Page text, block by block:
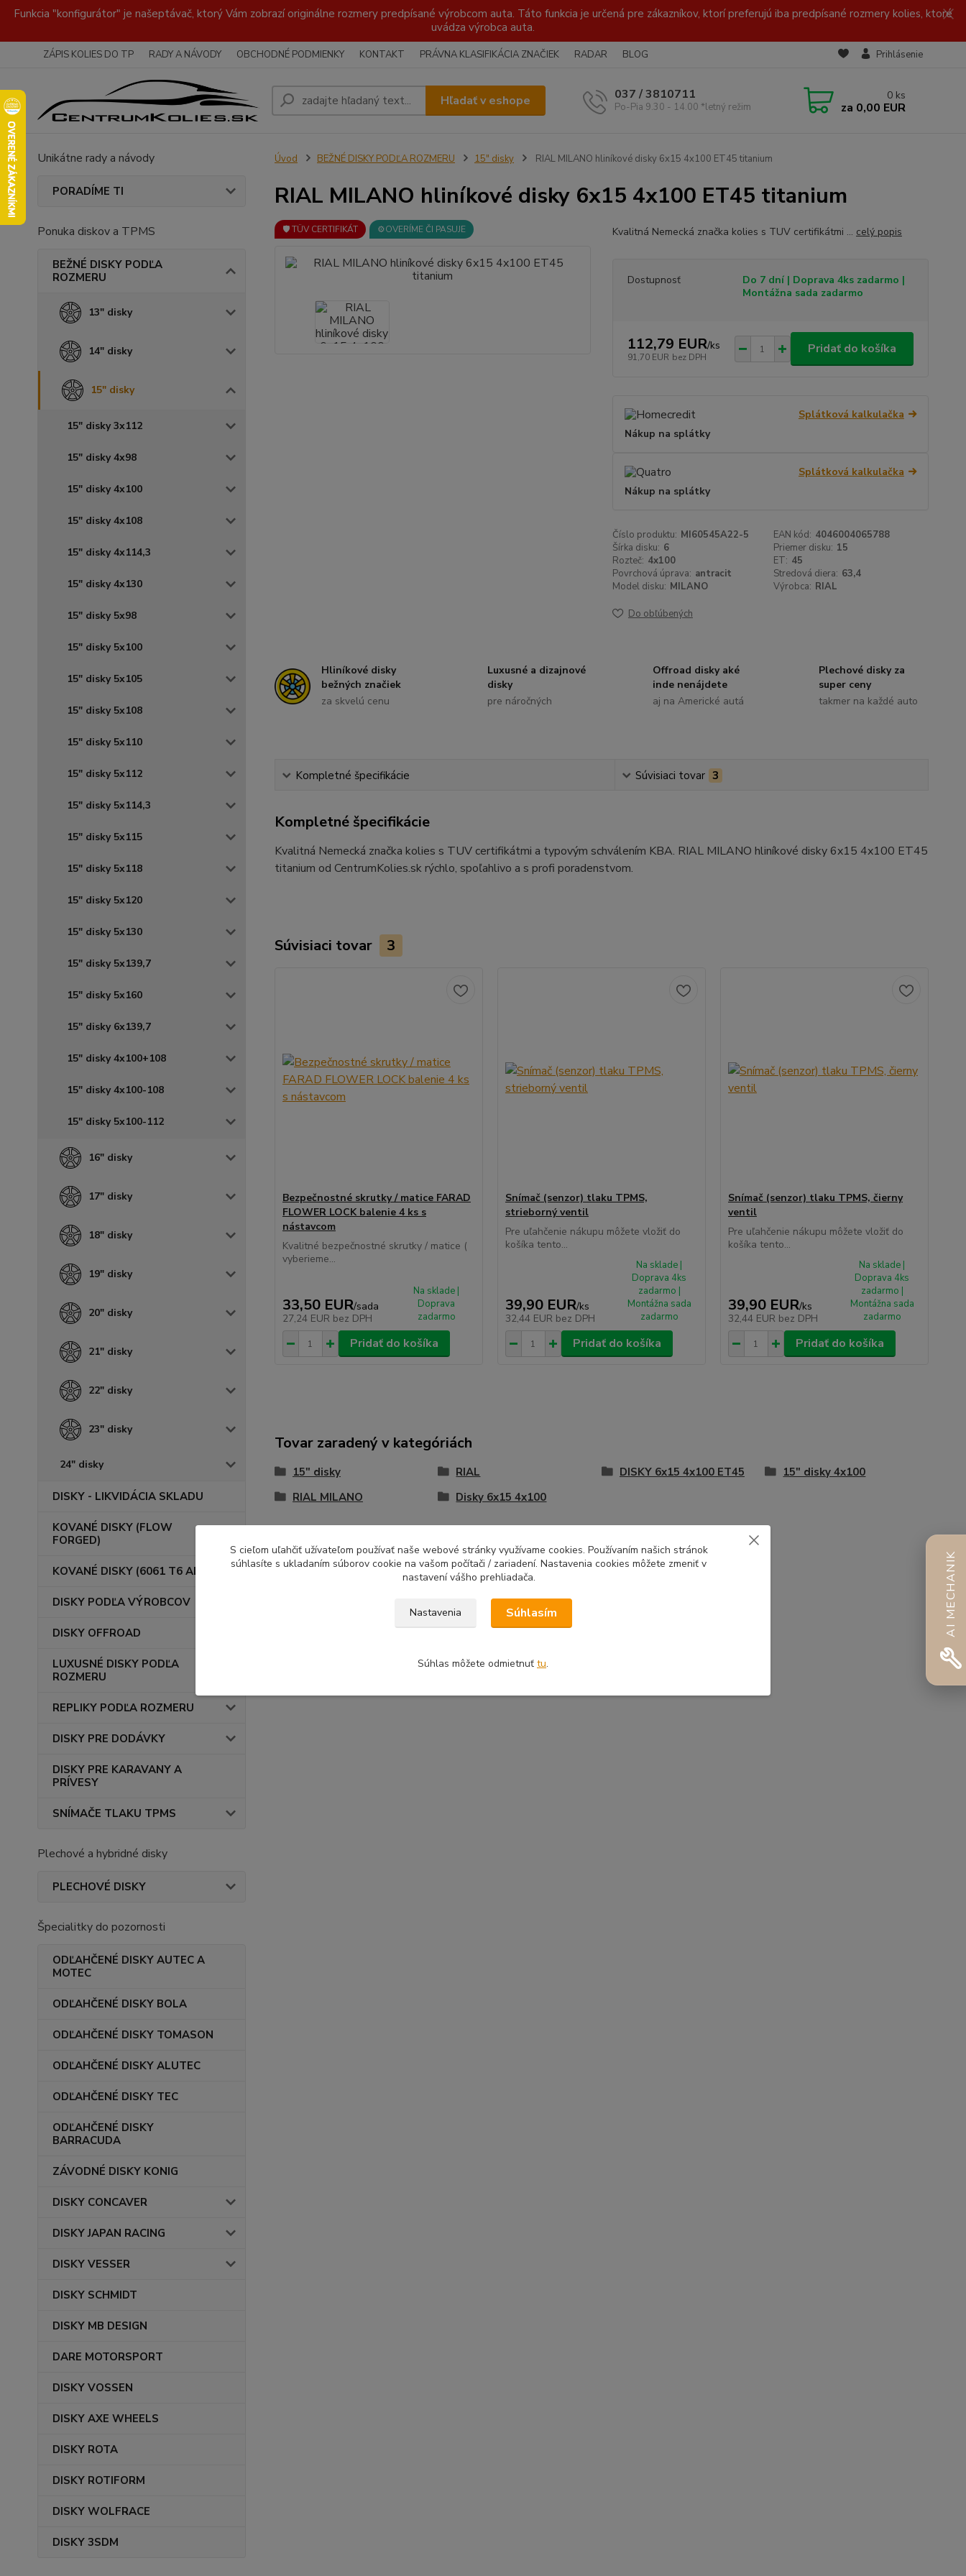
Funkcia "konfigurátor" je našeptávač, ktorý Vám zobrazí originálne rozmery predpísané výrobcom auta. Táto funkcia je určená pre zákazníkov, ktorí preferujú iba predpísané rozmery kolies, ktoré
uvádza výrobca auta.
ZÁPIS KOLIES DO TP RADY A NÁVODY OBCHODNÉ PODMIENKY KONTAKT PRÁVNA KLASIFIKÁCIA ZNAČIEK RADAR BLOG Prihlásenie
Hľadať v eshope 037 / 3810711
Po-Pia 9.30 - 14.00 *letný režim
0 ks
za 0,00 EUR
Unikátne rady a návody
PORADÍME TI
Ponuka diskov a TPMS
BEŽNÉ DISKY PODĽA
ROZMERU
13" disky
14" disky
15" disky
15" disky 3x112
15" disky 4x98
15" disky 4x100
15" disky 4x108
15" disky 4x114,3
15" disky 4x130
15" disky 5x98
15" disky 5x100
15" disky 5x105
15" disky 5x108
15" disky 5x110
15" disky 5x112
15" disky 5x114,3
15" disky 5x115
15" disky 5x118
15" disky 5x120
15" disky 5x130
15" disky 5x139,7
15" disky 5x160
15" disky 6x139,7
15" disky 4x100+108
15" disky 4x100-108
15" disky 5x100-112
16" disky
17" disky
18" disky
19" disky
20" disky
21" disky
22" disky
23" disky
24" disky
DISKY - LIKVIDÁCIA SKLADU
KOVANÉ DISKY (FLOW
FORGED)
KOVANÉ DISKY (6061 T6 ALU)
DISKY PODĽA VÝROBCOV
DISKY OFFROAD
LUXUSNÉ DISKY PODĽA
ROZMERU
REPLIKY PODĽA ROZMERU
DISKY PRE DODÁVKY
DISKY PRE KARAVANY A
PRÍVESY
SNÍMAČE TLAKU TPMS
Plechové a hybridné disky
PLECHOVÉ DISKY
Špecialitky do pozornosti
ODĽAHČENÉ DISKY AUTEC A
MOTEC
ODĽAHČENÉ DISKY BOLA
ODĽAHČENÉ DISKY TOMASON
ODĽAHČENÉ DISKY ALUTEC
ODĽAHČENÉ DISKY TEC
ODĽAHČENÉ DISKY
BARRACUDA
ZÁVODNÉ DISKY KONIG
DISKY CONCAVER
DISKY JAPAN RACING
DISKY VESSER
DISKY SCHMIDT
DISKY MB DESIGN
DARE MOTORSPORT
DISKY VOSSEN
DISKY AXE WHEELS
DISKY ROTA
DISKY ROTIFORM
DISKY WOLFRACE
DISKY 3SDM
Úvod BEŽNÉ DISKY PODĽA ROZMERU 15" disky RIAL MILANO hliníkové disky 6x15 4x100 ET45 titanium
RIAL MILANO hliníkové disky 6x15 4x100 ET45 titanium
🛡️ TÜV CERTIFIKÁT ⚙️OVERÍME ČI PASUJE Kvalitná Nemecká značka kolies s TUV certifikátmi ... celý popis
Dostupnosť
Do 7 dní | Doprava 4ks zadarmo |
Montážna sada zadarmo
112,79 EUR/ks
91,70 EUR bez DPH
Pridať do košíka
Splátková kalkulačka
Nákup na splátky
Splátková kalkulačka
Nákup na splátky
Číslo produktu: MI60545A22-5 EAN kód: 4046004065788
Šírka disku: 6 Priemer disku: 15
Rozteč: 4x100 ET: 45
Povrchová úprava: antracit Stredová diera: 63,4
Model disku: MILANO Výrobca: RIAL
Do obľúbených
Hliníkové disky
bežných značiek
za skvelú cenu
Luxusné a dizajnové
disky
pre náročných
Offroad disky aké
inde nenájdete
aj na Americké autá
Plechové disky za
super ceny
takmer na každé auto
Kompletné špecifikácie Súvisiaci tovar 3
Kompletné špecifikácie
Kvalitná Nemecká značka kolies s TUV certifikátmi a typovým schválením KBA. RIAL MILANO hliníkové disky 6x15 4x100 ET45
titanium od CentrumKolies.sk rýchlo, spoľahlivo a s profi poradenstvom.
Súvisiaci tovar 3
Bezpečnostné skrutky / matice FARAD
FLOWER LOCK balenie 4 ks s
nástavcom
Kvalitné bezpečnostné skrutky / matice (
vyberieme...
33,50 EUR/sada
27,24 EUR bez DPH
Na sklade |
Doprava
zadarmo
Pridať do košíka
Snímač (senzor) tlaku TPMS,
strieborný ventil
Pre uľahčenie nákupu môžete vložiť do
košíka tento...
39,90 EUR/ks
32,44 EUR bez DPH
Na sklade |
Doprava 4ks
zadarmo |
Montážna sada
zadarmo
Pridať do košíka
Snímač (senzor) tlaku TPMS, čierny
ventil
Pre uľahčenie nákupu môžete vložiť do
košíka tento...
39,90 EUR/ks
32,44 EUR bez DPH
Na sklade |
Doprava 4ks
zadarmo |
Montážna sada
zadarmo
Pridať do košíka
Tovar zaradený v kategóriách
15" disky RIAL DISKY 6x15 4x100 ET45
15" disky 4x100
RIAL MILANO
Disky 6x15 4x100
AI MECHANIK
S cieľom uľahčiť užívateľom používať naše webové stránky využívame cookies. Používaním našich stránok
súhlasíte s ukladaním súborov cookie na vašom počítači / zariadení. Nastavenia cookies môžete zmeniť v
nastavení vášho prehliadača.
Nastavenia Súhlasím
Súhlas môžete odmietnuť tu.